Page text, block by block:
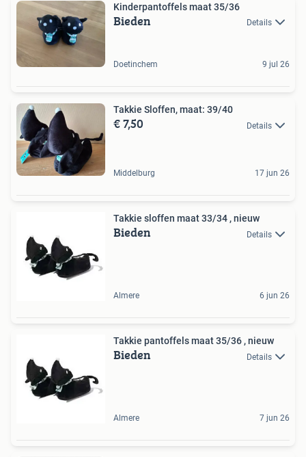
Kinderpantoffels maat 35/36
Bieden Details
Doetinchem 9 jul 26
Takkie Sloffen, maat: 39/40
€ 7,50 Details
Middelburg 17 jun 26
Takkie sloffen maat 33/34 , nieuw
Bieden Details
Almere 6 jun 26
Takkie pantoffels maat 35/36 , nieuw
Bieden Details
Almere 7 jun 26